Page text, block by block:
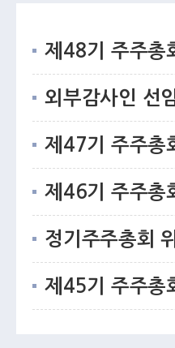
제48기 주주총
외부감사인 선
제47기 주주총
제46기 주주총
정기주주총회
제45기 주주총